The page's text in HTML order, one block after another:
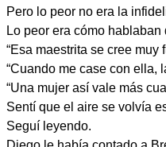
Pero lo peor no era la
Lo peor era cómo hablaban
“Esa maestrita se cree muy
“Cuando me case con ella,
“Una mujer así vale más
Sentí que el aire se volvía
Seguí leyendo.